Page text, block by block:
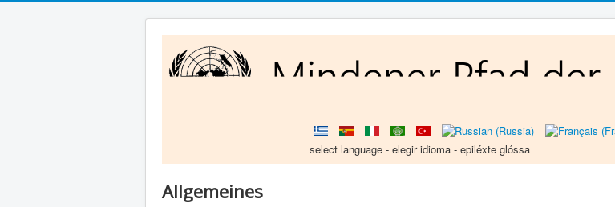
select language - elegir idioma - epiléxte glóssa
Allgemeines